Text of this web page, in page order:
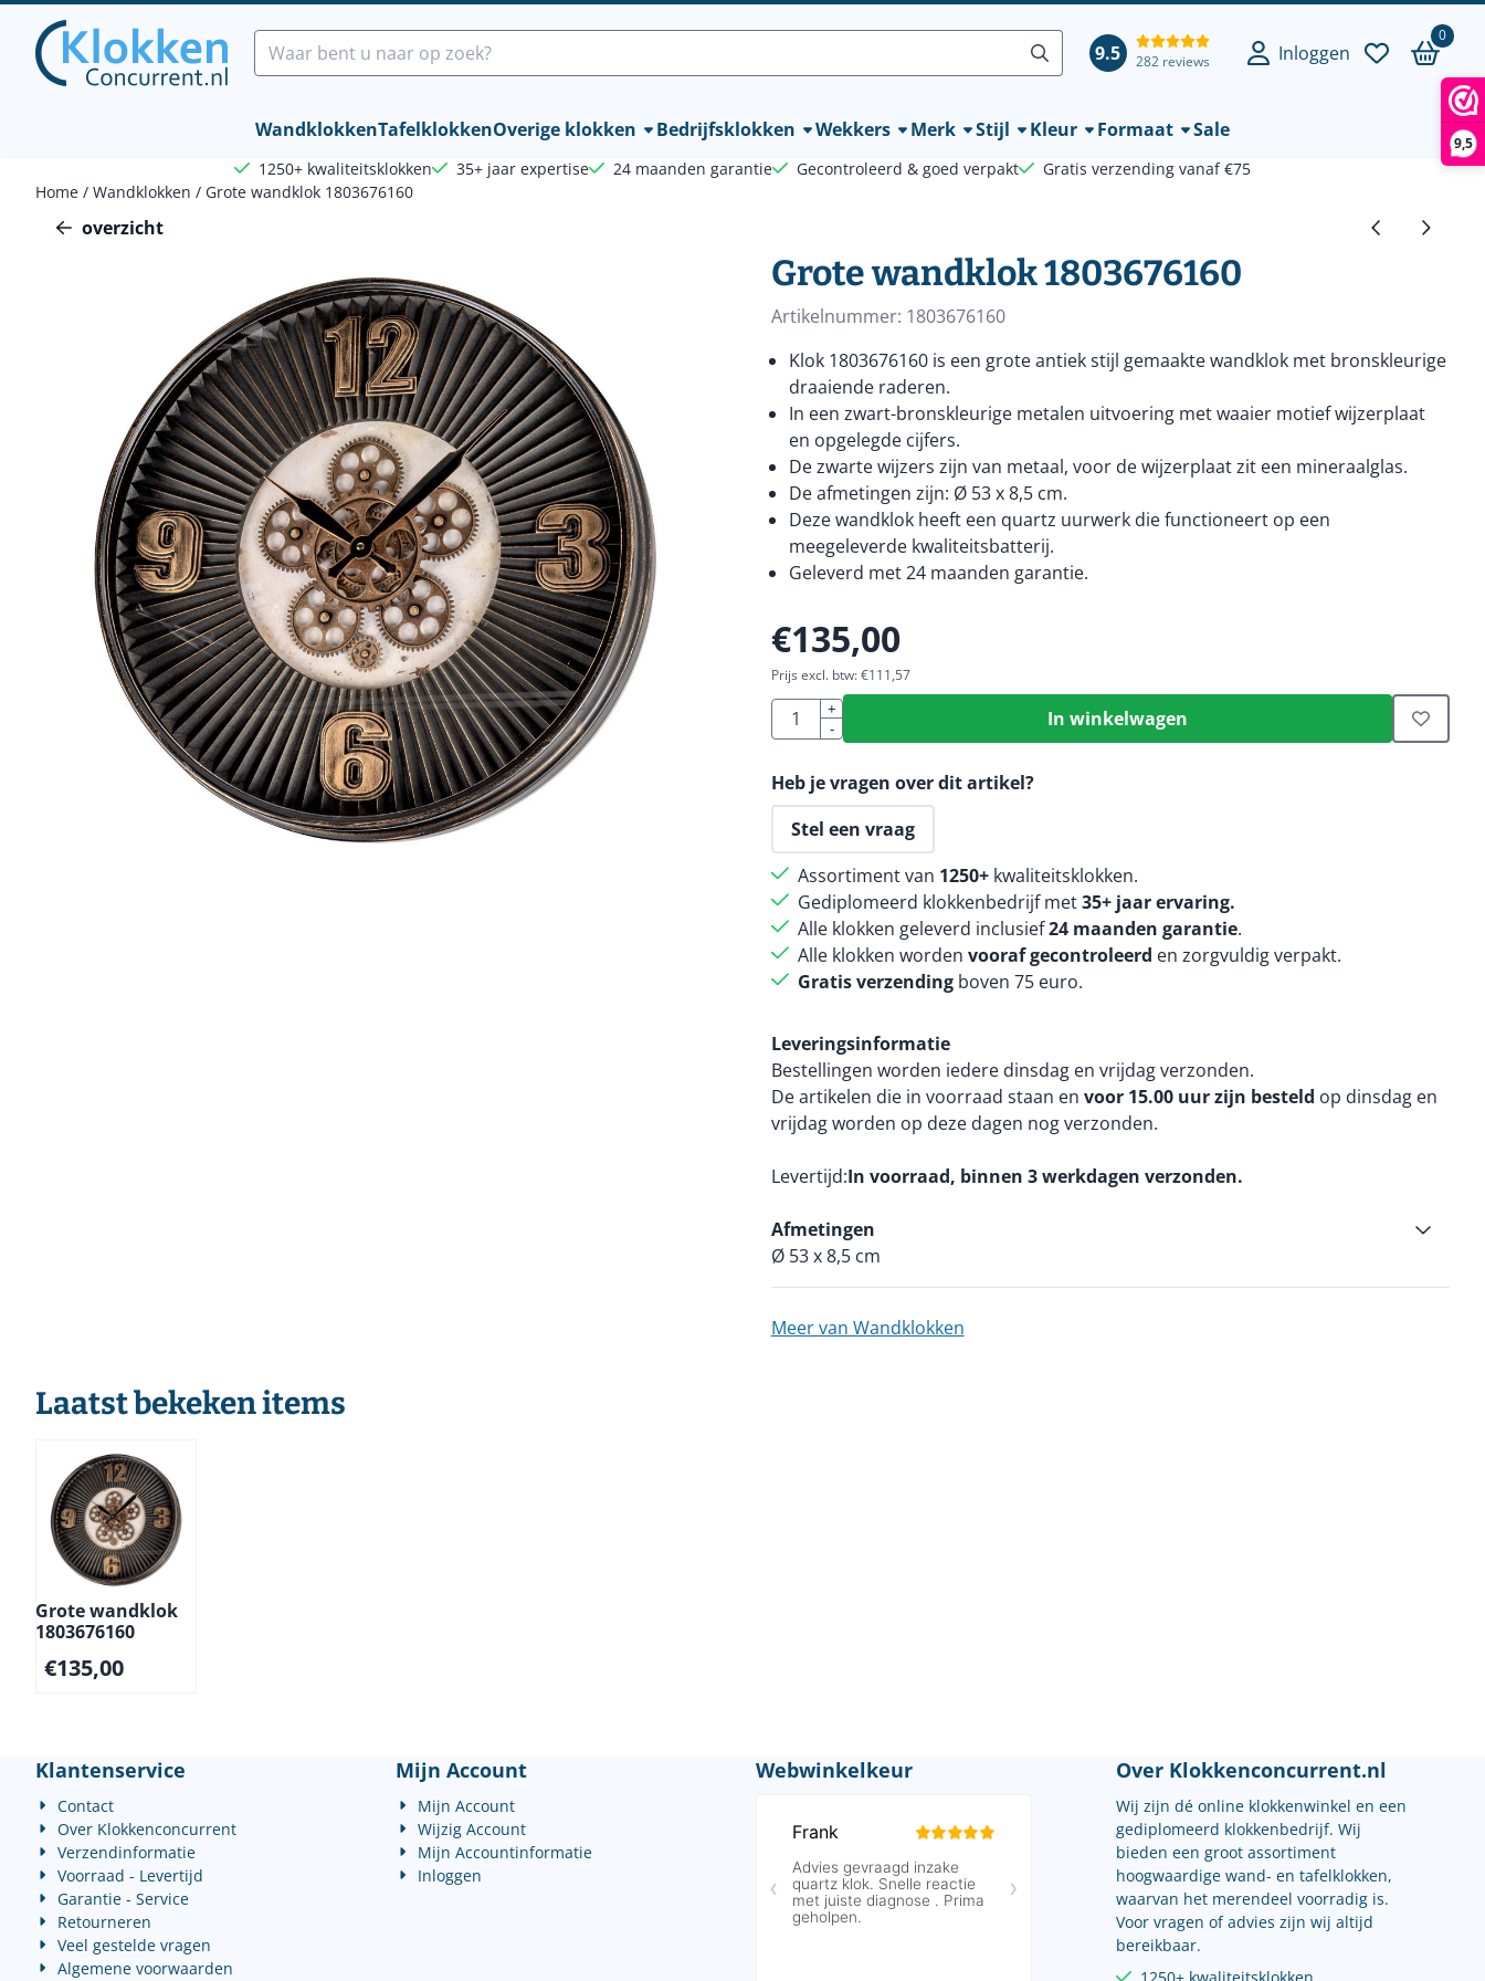
9,5
Cookievoorkeuren zijn beschikbaar. Kies instellingen of sta alle cookies toe.
Zoeken
9.5 282 reviews Inloggen
0
WandklokkenTafelklokkenOverige klokken Bedrijfsklokken Wekkers Merk Stijl Kleur Formaat Sale
1250+ kwaliteitsklokken 35+ jaar expertise 24 maanden garantie Gecontroleerd & goed verpakt
Gratis verzending vanaf €75
Home / Wandklokken / Grote wandklok 1803676160
overzicht
Grote wandklok 1803676160
Artikelnummer: 1803676160
Klok 1803676160 is een grote antiek stijl gemaakte wandklok met bronskleurige
draaiende raderen.
In een zwart-bronskleurige metalen uitvoering met waaier motief wijzerplaat
en opgelegde cijfers.
De zwarte wijzers zijn van metaal, voor de wijzerplaat zit een mineraalglas.
De afmetingen zijn: Ø 53 x 8,5 cm.
Deze wandklok heeft een quartz uurwerk die functioneert op een
meegeleverde kwaliteitsbatterij.
Geleverd met 24 maanden garantie.
€135,00
Prijs excl. btw: €111,57
Aantal
+
-
In winkelwagen
Heb je vragen over dit artikel?
Stel een vraag
Assortiment van 1250+kwaliteitsklokken.
Gediplomeerd klokkenbedrijf met35+ jaar ervaring.
Alle klokken geleverd inclusief24 maanden garantie.
Alle klokken worden vooraf gecontroleerd en zorgvuldig verpakt.
Gratis verzendingboven 75 euro.
Leveringsinformatie
Bestellingen worden iedere dinsdag en vrijdag verzonden.
De artikelen die in voorraad staan en voor 15.00 uur zijn besteld op dinsdag en
vrijdag worden op deze dagen nog verzonden.
Levertijd In voorraad, binnen 3 werkdagen verzonden.
Afmetingen
Ø 53 x 8,5 cm
Meer van Wandklokken
Laatst bekeken items
Grote wandklok
1803676160
€135,00
Klantenservice
Contact
Over Klokkenconcurrent
Verzendinformatie
Voorraad - Levertijd
Garantie - Service
Retourneren
Veel gestelde vragen
Algemene voorwaarden
Mijn Account
Mijn Account
Wijzig Account
Mijn Accountinformatie
Inloggen
Webwinkelkeur Over Klokkenconcurrent.nl
Wij zijn dé online klokkenwinkel en een
gediplomeerd klokkenbedrijf. Wij
bieden een groot assortiment
hoogwaardige wand- en tafelklokken,
waarvan het merendeel voorradig is.
Voor vragen of advies zijn wij altijd
bereikbaar.